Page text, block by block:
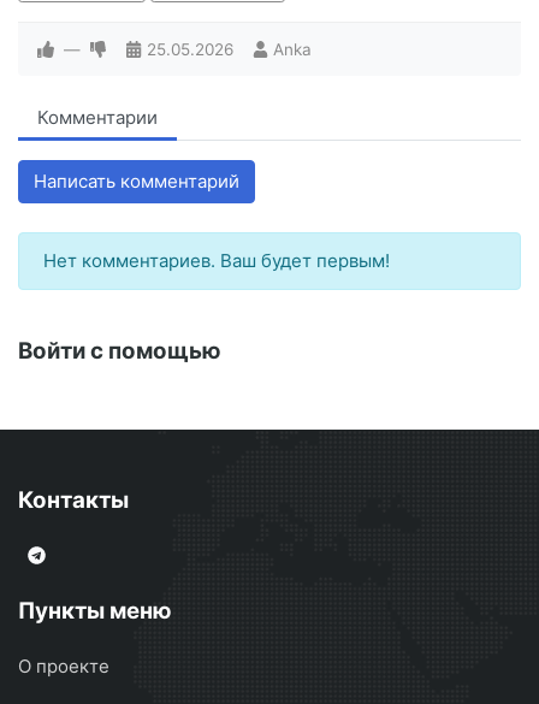
— 25.05.2026 Anka
Комментарии
Написать комментарий
Нет комментариев. Ваш будет первым!
Войти с помощью
Контакты
Пункты меню
О проекте